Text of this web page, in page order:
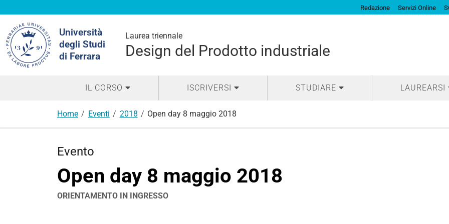
Redazione Servizi Online
Università
degli Studi
di Ferrara
Laurea triennale
Design del Prodotto industriale
nel
sito
IL CORSO ISCRIVERSI STUDIARE LAUREARSI
Home Eventi 2018 Open day 8 maggio 2018
Evento
Open day 8 maggio 2018
ORIENTAMENTO IN INGRESSO